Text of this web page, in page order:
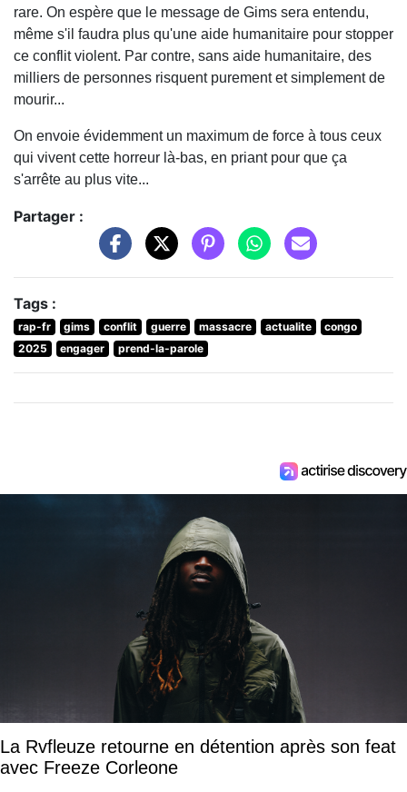
rare. On espère que le message de Gims sera entendu,
même s'il faudra plus qu'une aide humanitaire pour stopper
ce conflit violent. Par contre, sans aide humanitaire, des
milliers de personnes risquent purement et simplement de
mourir...
On envoie évidemment un maximum de force à tous ceux
qui vivent cette horreur là-bas, en priant pour que ça
s'arrête au plus vite...
Partager :
Tags :
rap-fr gims conflit guerre massacre actualite
congo
2025
engager prend-la-parole
La Rvfleuze retourne en détention après son feat
avec Freeze Corleone